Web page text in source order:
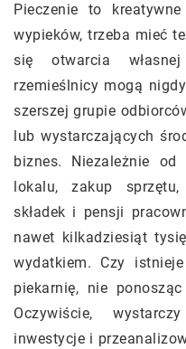
Pieczenie to
wypieków, trzeba mieć
się otwarcia
rzemieślnicy mogą
szerszej grupie
lub wystarczających
biznes. Niezależnie od
lokalu, zakup
składek i pensji
nawet kilkadziesiąt
wydatkiem. Czy
piekarnię, nie
Oczywiście,
inwestycje i